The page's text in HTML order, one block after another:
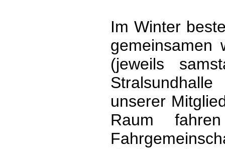
Im Winter
gemeinsamen
(jeweils
unserer
Raum